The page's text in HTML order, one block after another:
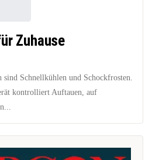
Zuhause
Schnellkühlen und Schockfrosten.
kontrolliert Auftauen, auf